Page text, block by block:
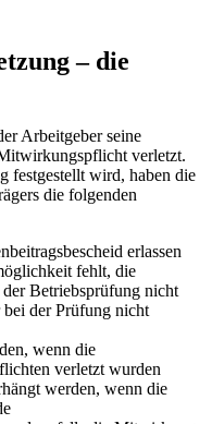
– die
Arbeitgeber seine
verletzt.
festgestellt wird, haben die
die folgenden
erlassen
fehlt, die
Betriebsprüfung nicht
bei der Prüfung nicht
wenn die
verletzt wurden
werden, wenn die